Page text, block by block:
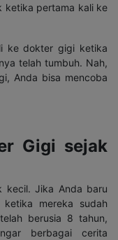
ketika pertama kali ke
ke dokter gigi ketika
telah tumbuh. Nah,
Anda bisa mencoba
Gigi sejak
kecil. Jika Anda baru
mereka sudah
berusia 8 tahun,
berbagai cerita